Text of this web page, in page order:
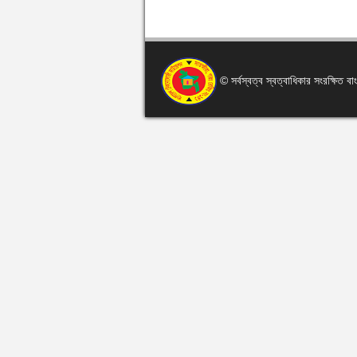
© সর্বস্বত্ব স্বত্বাধিকার সংরক্ষিত